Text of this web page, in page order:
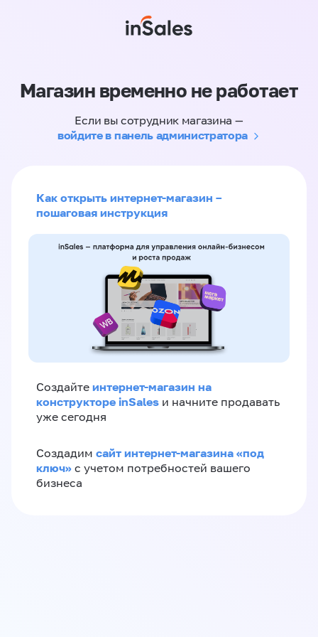
Магазин временно не работает
Если вы сотрудник магазина —
войдите в панель администратора
Как открыть интернет-магазин –
пошаговая инструкция
Создайте интернет-магазин на
конструкторе inSales и начните продавать
уже сегодня
Создадим сайт интернет-магазина «под
ключ» с учетом потребностей вашего
бизнеса